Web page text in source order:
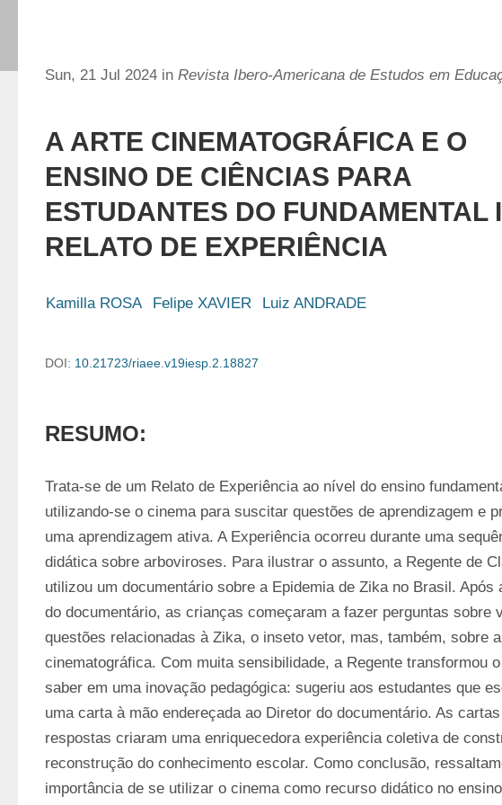
Sun, 21 Jul 2024 in Revista Ibero-Americana de Estudos em
A ARTE CINEMATOGRÁFICA E O
ENSINO DE CIÊNCIAS PARA
ESTUDANTES DO FUNDAMENTAL
RELATO DE EXPERIÊNCIA
Kamilla ROSA Felipe XAVIER Luiz ANDRADE
DOI: 10.21723/riaee.v19iesp.2.18827
RESUMO:
Trata-se de um Relato de Experiência ao nível do ensino
utilizando-se o cinema para suscitar questões de aprendizagem e
uma aprendizagem ativa. A Experiência ocorreu durante uma
didática sobre arboviroses. Para ilustrar o assunto, a Regente de
utilizou um documentário sobre a Epidemia de Zika no Brasil. Após
do documentário, as crianças começaram a fazer perguntas sobre
questões relacionadas à Zika, o inseto vetor, mas, também, sobre
cinematográfica. Com muita sensibilidade, a Regente transformou
saber em uma inovação pedagógica: sugeriu aos estudantes que
uma carta à mão endereçada ao Diretor do documentário. As
respostas criaram uma enriquecedora experiência coletiva de
reconstrução do conhecimento escolar. Como conclusão,
importância de se utilizar o cinema como recurso didático no ensino